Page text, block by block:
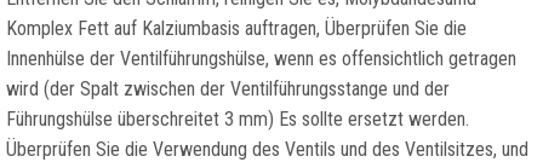
Komplex Fett auf Kalziumbasis auftragen, Überprüfen Sie die
Innenhülse der Ventilführungshülse, wenn es offensichtlich getragen
wird (der Spalt zwischen der Ventilführungsstange und der
Führungshülse überschreitet 3 mm) Es sollte ersetzt werden.
Überprüfen Sie die Verwendung des Ventils und des Ventilsitzes, und